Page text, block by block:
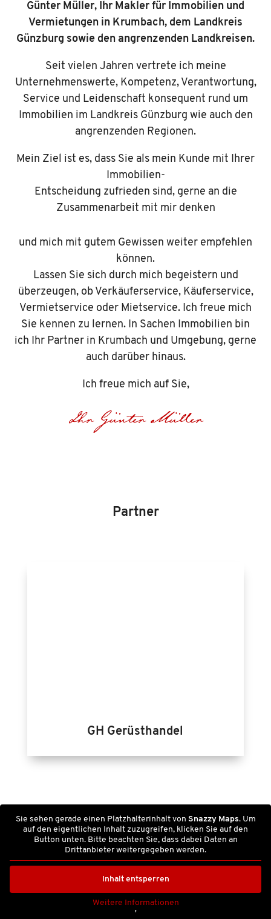
Günter Müller, Ihr Makler für Immobilien und
Vermietungen in Krumbach, dem Landkreis
Günzburg sowie den angrenzenden Landkreisen.
Seit vielen Jahren vertrete ich meine
Unternehmenswerte, Kompetenz, Verantwortung,
Service und Leidenschaft konsequent rund um
Immobilien im Landkreis Günzburg wie auch den
angrenzenden Regionen.
Mein Ziel ist es, dass Sie als mein Kunde mit Ihrer
Immobilien-
Entscheidung zufrieden sind, gerne an die
Zusammenarbeit mit mir denken
und mich mit gutem Gewissen weiter empfehlen
können.
Lassen Sie sich durch mich begeistern und
überzeugen, ob Verkäuferservice, Käuferservice,
Vermietservice oder Mietservice. Ich freue mich
Sie kennen zu lernen. In Sachen Immobilien bin
ich Ihr Partner in Krumbach und Umgebung, gerne
auch darüber hinaus.
Ich freue mich auf Sie,
Ihr Günter Müller
Partner
GH Gerüsthandel
Sie sehen gerade einen Platzhalterinhalt von Snazzy Maps. Um
auf den eigentlichen Inhalt zuzugreifen, klicken Sie auf den
Button unten. Bitte beachten Sie, dass dabei Daten an
Drittanbieter weitergegeben werden.
Inhalt entsperren
Weitere Informationen
'